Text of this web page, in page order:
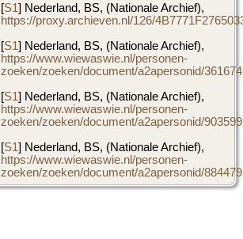
[S1 ] Nederland, BS, (Nationale Archief),
https://proxy.archieven.nl/126/
[S1 ] Nederland, BS, (Nationale Archief),
https://www.wiewaswie.nl/personen-
zoeken/zoeken/document/a2apersonid/
[S1 ] Nederland, BS, (Nationale Archief),
https://www.wiewaswie.nl/personen-
zoeken/zoeken/document/a2apersonid/
[S1 ] Nederland, BS, (Nationale Archief),
https://www.wiewaswie.nl/personen-
zoeken/zoeken/document/a2apersonid/